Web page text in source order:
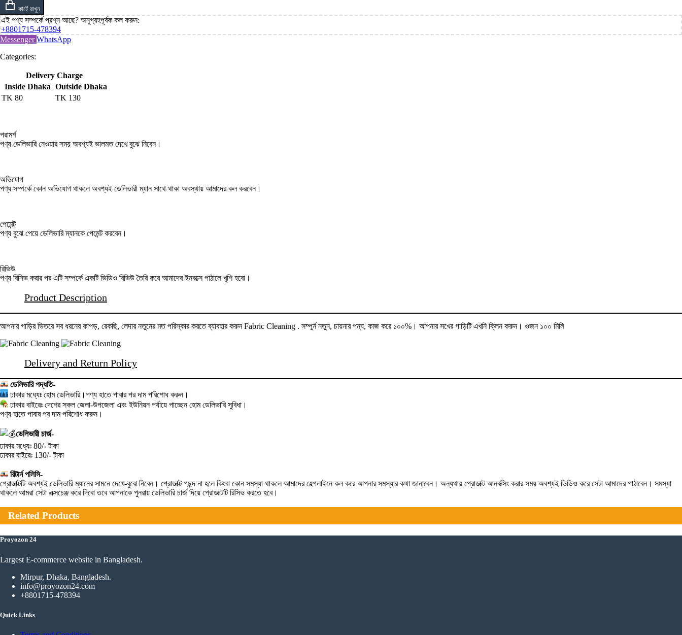
কার্টে রাখুন
এই পণ্য সম্পর্কে প্রশ্ন আছে? অনুগ্রহপূর্বক কল করুন:
+8801715-478394
MessengerWhatsApp
Categories:
Delivery Charge
Inside Dhaka Outside Dhaka
TK 80 TK 130
পরামর্শ
পণ্য ডেলিভারি নেওয়ার সময় অবশ্যই ভালমত দেখে বুঝে নিবেন।
অভিযোগ
পণ্য সম্পর্কে কোন অভিযোগ থাকলে অবশ্যই ডেলিভারী ম্যান সাথে থাকা অবস্থায় আমাদের কল করবেন।
পেমেন্ট
পণ্য বুঝে পেয়ে ডেলিভারি ম্যানকে পেমেন্ট করবেন।
রিভিউ
পণ্য রিসিভ করার পর এটি সম্পর্কে একটি ভিডিও রিভিউ তৈরি করে আমাদের ইনবক্সে পাঠালে খুশি হবো।
Product Description
আপনার গাড়ির ভিতরে সব ধরনের কাপড়, রেকছি, লেদার নতুনের মত পরিস্কার করতে ব্যাবহার করুন Fabric Cleaning . সম্পুর্ন নতুন, চায়নার পন্য, কাজ করে ১০০%। আপনার সখের গাড়িটি এখনি ক্লিন করুন। ওজন ১০০ মিলি
Delivery and Return Policy
ডেলিভারি পদ্ধতি-
ঢাকার মধ্যেঃ হোম ডেলিভারি।পণ্য হাতে পাবার পর দাম পরিশোধ করুন।
ঢাকার বাইরেঃ দেশের সকল জেলা-উপজেলা এবং ইউনিয়ন পর্যায়ে পাচ্ছেন হোম ডেলিভারি সুবিধা।
পণ্য হাতে পাবার পর দাম পরিশোধ করুন।
ডেলিভারী চার্জ-
ঢাকার মধ্যেঃ 80/- টাকা
ঢাকার বাইরেঃ 130/- টাকা
রিটার্ন পলিসি-
প্রোডাক্টটি অবশ্যই ডেলিভারি ম্যানের সামনে দেখে-বুঝে নিবেন। প্রোডাক্ট পছন্দ না হলে কিংবা কোন সমস্যা থাকলে আমাদের হেল্পলাইনে কল করে আপনার সমস্যার কথা জানাবেন। অন্যথায় প্রোডাক্ট আনবক্সিং করার সময় অবশ্যই ভিডিও করে সেটা আমাদের পাঠাবেন। সমস্যা
থাকলে আমরা সেটা এক্সচেঞ্জ করে দিবো তবে আপনাকে পুনরায় ডেলিভারি চার্জ দিয়ে প্রোডাক্টটি রিসিভ করতে হবে।
Related Products
Proyozon 24
Largest E-commerce website in Bangladesh.
Mirpur, Dhaka, Bangladesh.
info@proyozon24.com
+8801715-478394
Quick Links